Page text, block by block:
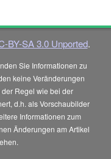
BY-SA 3.0 Unported.
Sie Informationen zu
keine Veränderungen
Regel wie bei der
d.h. als Vorschaubilder
Informationen zum
Änderungen am Artikel